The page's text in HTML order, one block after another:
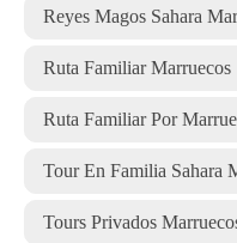
Reyes Magos Sahara
Ruta Familiar Marruecos
Ruta Familiar Por
Tour En Familia Sahara
Tours Privados